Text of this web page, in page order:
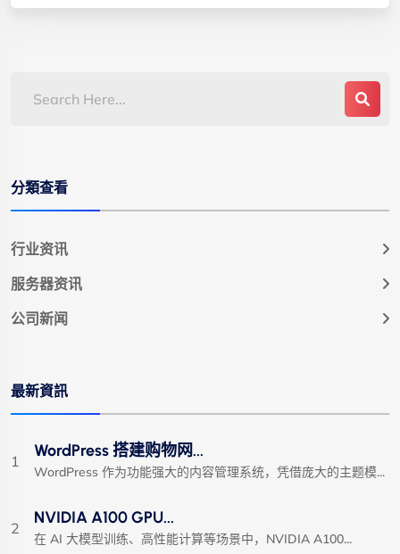
分類查看
行业资讯
服务器资讯
公司新闻
最新資訊
1
WordPress 搭建购物网...
WordPress 作为功能强大的内容管理系统，凭借庞大的主题模...
2
NVIDIA A100 GPU...
在 AI 大模型训练、高性能计算等场景中，NVIDIA A100...